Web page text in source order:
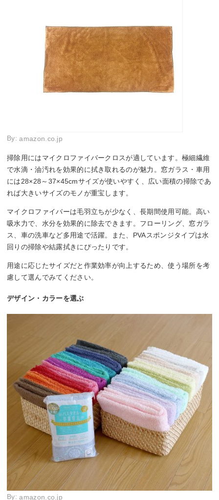
By:amazon.co.jp
掃除用にはマイクロファイバークロスが適しています。極細繊維
で水滴・油汚れを効果的に拭き取れるのが魅力。窓ガラス・車用
には28×28～37×45cmサイズが使いやすく、広い面積の掃除であ
れば大きいサイズのモノが重宝します。
マイクロファイバーは毛羽立ちが少なく、長期間使用可能。高い
吸水力で、水分を効果的に除去できます。フローリング、窓ガラ
ス、車の洗車など多用途で活躍。また、PVAスポンジタイプは水
回りの掃除や結露拭きにぴったりです。
用途に応じたサイズだと作業効率が向上するため、使う場所を考
慮して選んでみてください。
デザイン・カラーを選ぶ
By:amazon.co.jp